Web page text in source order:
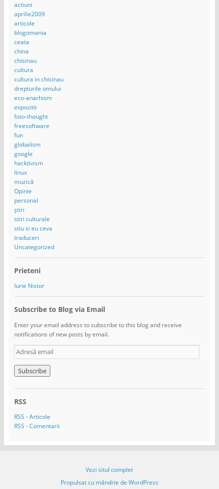
actiuni
aprilie2009
articole
blogomania
ceata
china
chisinau
cultura
cultura in chisinau
drepturile omului
eco-anarhism
expozitii
foto-thought
freesoftware
fun
globalism
google
hacktivism
linux
muzică
Opinie
personal
știri
stiri culturale
stiu si eu ceva
traduceri
Uncategorized
Prieteni
Iurie Nistor
Subscribe to Blog via Email
Enter your email address to subscribe to this blog and receive
notifications of new posts by email.
A
d
r
e
s
e
m
a
RSS
RSS - Articole
RSS - Comentarii
Vezi situl complet
Propulsat cu mândrie de WordPress